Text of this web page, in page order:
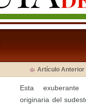
Artículo Anterior
Esta
originaria del